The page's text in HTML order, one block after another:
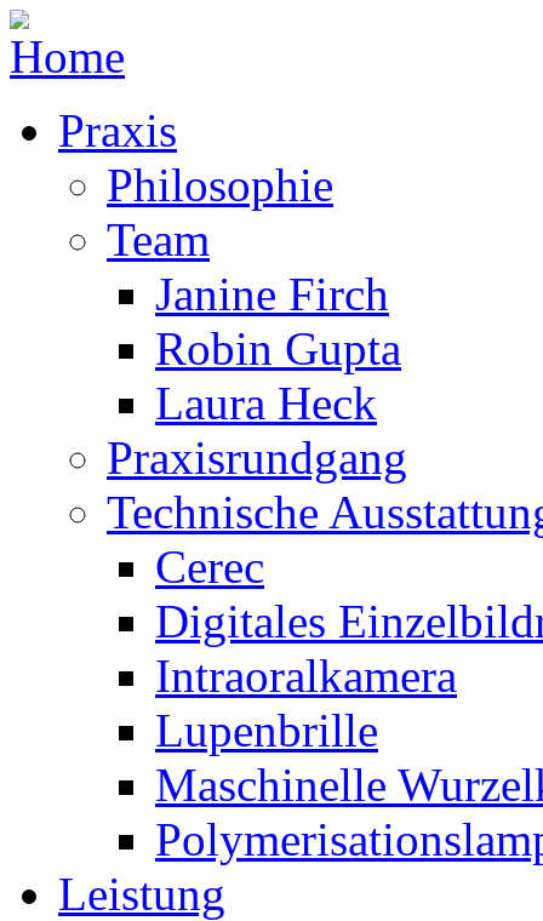
Praxis
Philosophie
Team
Janine Firch
Robin Gupta
Laura Heck
Praxisrundgang
Technische
Cerec
Digitales
Intraoralkamera
Lupenbrille
Maschinelle
Leistung